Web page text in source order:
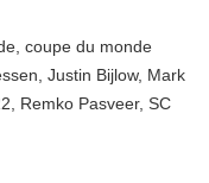
coupe du monde
Justin Bijlow, Mark
Remko Pasveer, SC